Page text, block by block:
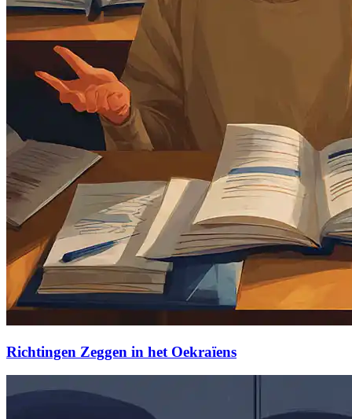
Richtingen Zeggen in het Oekraïens